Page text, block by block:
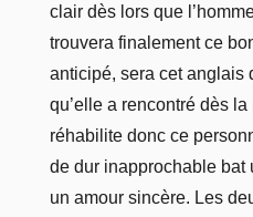
clair dès lors que
trouvera finalement ce
anticipé, sera cet anglais
qu’elle a rencontré dès
réhabilite donc ce
de dur inapprochable bat
un amour sincère. Les